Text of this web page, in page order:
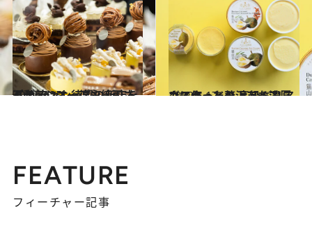
2022.3.25
パティシエ・德永純司さんが ファン待望の新店を不動前にオープン
グルメ 2022.5.17
カスタードのような濃厚さにうっとり 高級ドリアンで作った贅沢アイス
グルメ
FEATURE
フィーチャー記事